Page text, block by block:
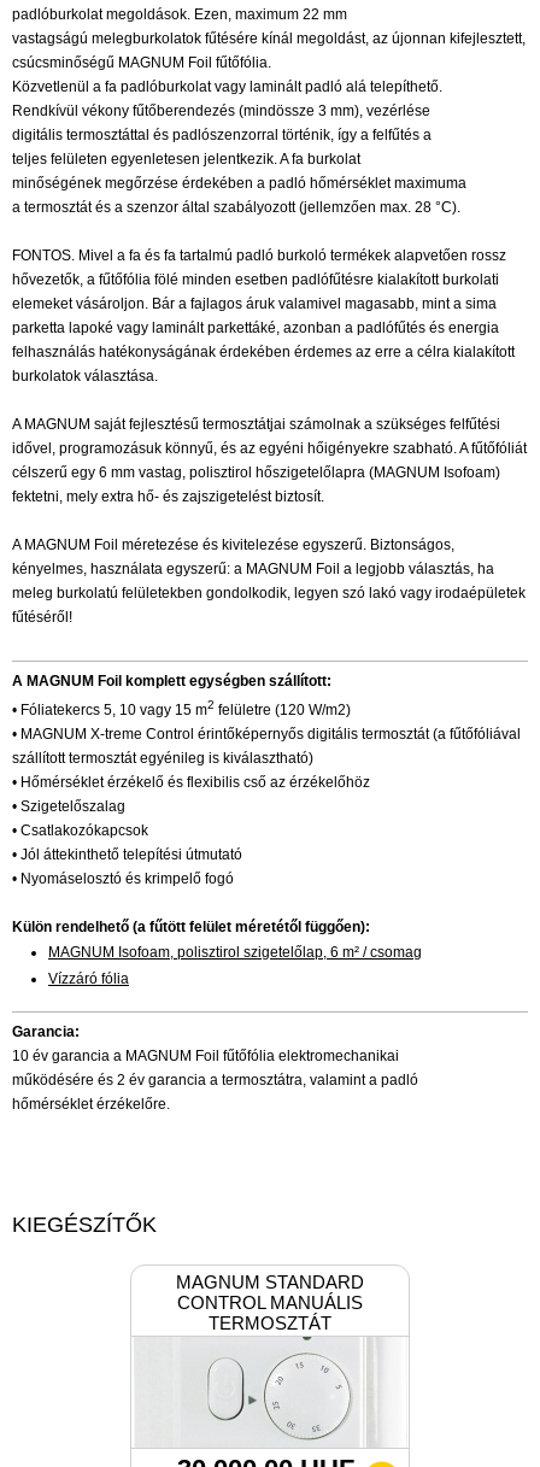
padlóburkolat megoldások. Ezen, maximum 22 mm
vastagságú melegburkolatok fűtésére kínál megoldást, az újonnan kifejlesztett,
csúcsminőségű MAGNUM Foil fűtőfólia.
Közvetlenül a fa padlóburkolat vagy laminált padló alá telepíthető.
Rendkívül vékony fűtőberendezés (mindössze 3 mm), vezérlése
digitális termosztáttal és padlószenzorral történik, így a felfűtés a
teljes felületen egyenletesen jelentkezik. A fa burkolat
minőségének megőrzése érdekében a padló hőmérséklet maximuma
a termosztát és a szenzor által szabályozott (jellemzően max. 28 °C).
FONTOS. Mivel a fa és fa tartalmú padló burkoló termékek alapvetően rossz
hővezetők, a fűtőfólia fölé minden esetben padlófűtésre kialakított burkolati
elemeket vásároljon. Bár a fajlagos áruk valamivel magasabb, mint a sima
parketta lapoké vagy laminált parkettáké, azonban a padlófűtés és energia
felhasználás hatékonyságának érdekében érdemes az erre a célra kialakított
burkolatok választása.
A MAGNUM saját fejlesztésű termosztátjai számolnak a szükséges felfűtési
idővel, programozásuk könnyű, és az egyéni hőigényekre szabható. A fűtőfóliát
célszerű egy 6 mm vastag, polisztirol hőszigetelőlapra (MAGNUM Isofoam)
fektetni, mely extra hő- és zajszigetelést biztosít.
A MAGNUM Foil méretezése és kivitelezése egyszerű. Biztonságos,
kényelmes, használata egyszerű: a MAGNUM Foil a legjobb választás, ha
meleg burkolatú felületekben gondolkodik, legyen szó lakó vagy irodaépületek
fűtéséről!
A MAGNUM Foil komplett egységben szállított:
• Fóliatekercs 5, 10 vagy 15 m2 felületre (120 W/m2)
• MAGNUM X-treme Control érintőképernyős digitális termosztát (a fűtőfóliával
szállított termosztát egyénileg is kiválasztható)
• Hőmérséklet érzékelő és flexibilis cső az érzékelőhöz
• Szigetelőszalag
• Csatlakozókapcsok
• Jól áttekinthető telepítési útmutató
• Nyomáselosztó és krimpelő fogó
Külön rendelhető (a fűtött felület méretétől függően):
MAGNUM Isofoam, polisztirol szigetelőlap, 6 m² / csomag
Vízzáró fólia
Garancia:
10 év garancia a MAGNUM Foil fűtőfólia elektromechanikai
működésére és 2 év garancia a termosztátra, valamint a padló
hőmérséklet érzékelőre.
KIEGÉSZÍTŐK
MAGNUM STANDARD
CONTROL MANUÁLIS
TERMOSZTÁT